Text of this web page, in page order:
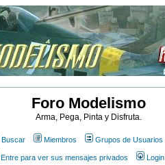
Foro Modelismo
Arma, Pega, Pinta y Disfruta.
Buscar Miembros Grupos de Usuarios
Entre para ver sus mensajes privados Login